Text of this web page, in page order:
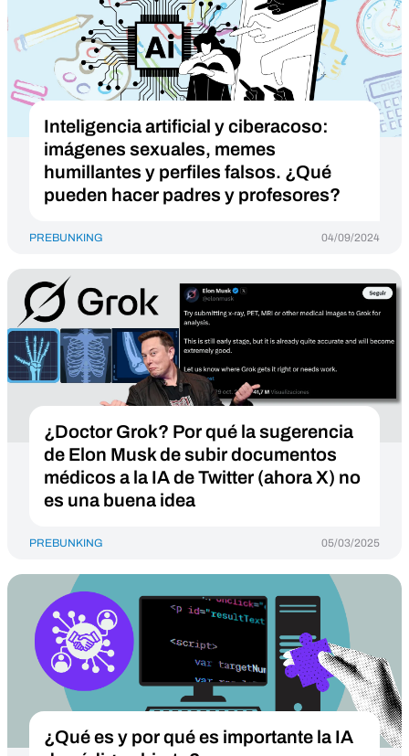
Inteligencia artificial y ciberacoso:
imágenes sexuales, memes
humillantes y perfiles falsos. ¿Qué
pueden hacer padres y profesores?
PREBUNKING 04/09/2024
¿Doctor Grok? Por qué la sugerencia
de Elon Musk de subir documentos
médicos a la IA de Twitter (ahora X) no
es una buena idea
PREBUNKING 05/03/2025
¿Qué es y por qué es importante la IA